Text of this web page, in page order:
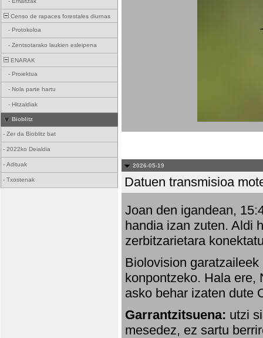
Censo de rapaces forestales diurnas
- Protokoloa
- Zentsotarako laukien esleipena
ENARAK
- Proiektua
- Nola parte hartu
- Hitzaldiak
Bioblitz
- Zer da Bioblitz bat
- 2022ko Deialdia
- Adituak
- Txostenak
2026-05-19
Datuen transmisioa
Joan den igandean,
handia izan zuten. Aldi
zerbitzarietara
Biolovision
konpontzeko. Hala ere,
asko behar izaten dute
Garrantzitsuena: utzi
mesedez, ez sartu